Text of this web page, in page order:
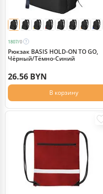
1807/0
Рюкзак BASIS HOLD-ON TO GO,
Чёрный/Тёмно-Синий
26.56 BYN
В корзину